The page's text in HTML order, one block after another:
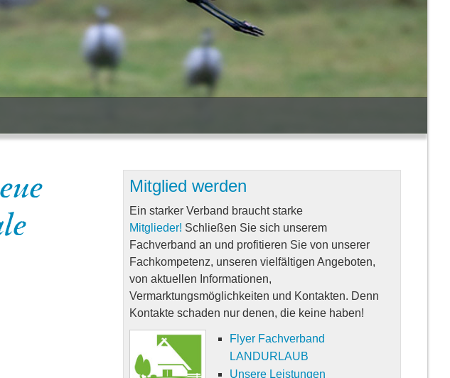
Mitglied werden
Ein starker Verband braucht starke
Mitglieder! Schließen Sie sich unserem
Fachverband an und profitieren Sie von unserer
Fachkompetenz, unseren vielfältigen Angeboten,
von aktuellen Informationen,
Vermarktungsmöglichkeiten und Kontakten. Denn
Kontakte schaden nur denen, die keine haben!
Flyer Fachverband
LANDURLAUB
Unsere Leistungen